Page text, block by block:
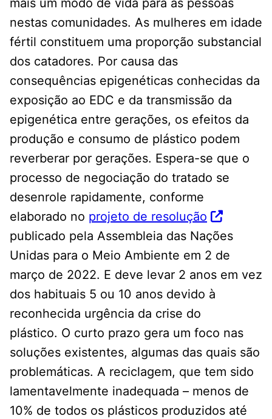
mais um modo de vida para as pessoas
nestas comunidades. As mulheres em idade
fértil constituem uma proporção substancial
dos catadores. Por causa das
consequências epigenéticas conhecidas da
exposição ao EDC e da transmissão da
epigenética entre gerações, os efeitos da
produção e consumo de plástico podem
reverberar por gerações. Espera-se que o
processo de negociação do tratado se
desenrole rapidamente, conforme
elaborado no projeto de resolução
publicado pela Assembleia das Nações
Unidas para o Meio Ambiente em 2 de
março de 2022. E deve levar 2 anos em vez
dos habituais 5 ou 10 anos devido à
reconhecida urgência da crise do
plástico. O curto prazo gera um foco nas
soluções existentes, algumas das quais são
problemáticas. A reciclagem, que tem sido
lamentavelmente inadequada – menos de
10% de todos os plásticos produzidos até